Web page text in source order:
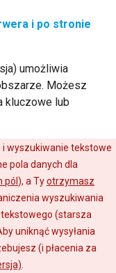
i po stronie
umożliwia
Możesz
kluczowe lub
wyszukiwanie tekstowe
pola danych dla
pól ), a Tyotrzymasz
wyszukiwania
(starsza
uniknąć wysyłania
(i płacenia za